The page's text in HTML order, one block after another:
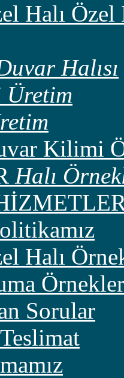
Halı Özel
Halısı
Üretim
Kilimi
Halı
Halı
Sorular